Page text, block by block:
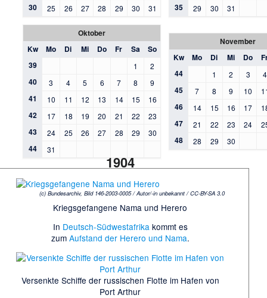
30 25 26 27 28 29 30 31 35 29 30 31
Oktober
Kw
Mo Di Mi Do Fr Sa
So
39
1 2
40 3 4 5 6 7 8 9
41 10 11 12 13 14 15 16
42 17 18 19 20 21 22 23
43 24 25 26 27 28 29 30
44 31
November
Kw
Mo Di Mi Do
44
1 2 3 4
45 7 8 9 10
46 14 15 16 17
47 21 22 23 24
48 28 29 30
1904
(c) Bundesarchiv, Bild 146-2003-0005 / Autor/-in unbekannt/ CC-BY-SA 3.0
Kriegsgefangene Nama und Herero
In Deutsch-Südwestafrikakommt es
zum Aufstand der Herero und Nama.
Versenkte Schiffe der russischen Flotte im Hafen von
Port Arthur